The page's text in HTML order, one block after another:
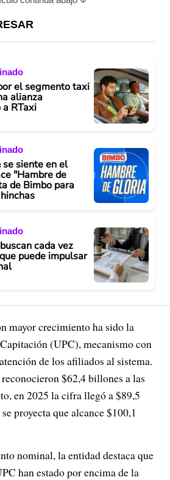
el segmento taxi
alianza
RTaxi
siente en el
"Hambre de
de Bimbo para
cada vez
puede impulsar
mayor crecimiento ha sido la
(UPC), mecanismo con
de los afiliados al sistema.
$62,4 billones a las
en 2025 la cifra llegó a $89,5
proyecta que alcance $100,1
nominal, la entidad destaca que
han estado por encima de la